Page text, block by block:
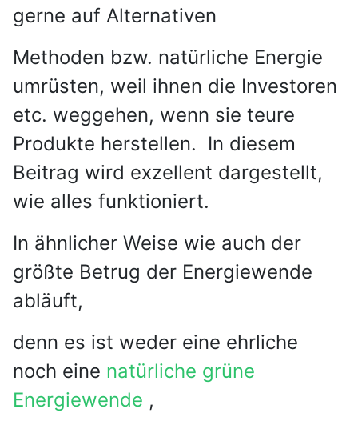
gerne auf Alternativen
Methoden bzw. natürliche Energie
umrüsten, weil ihnen die Investoren
etc. weggehen, wenn sie teure
Produkte herstellen. In diesem
Beitrag wird exzellent dargestellt,
wie alles funktioniert.
In ähnlicher Weise wie auch der
größte Betrug der Energiewende
abläuft,
denn es ist weder eine ehrliche
noch eine natürliche grüne
Energiewende ,